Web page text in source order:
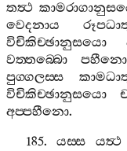
තත්‍ථ
වෙදනාය
විචිකිච‍්ඡානුසයො
වත‍්තබ‍්බො
පුග‍්ගලස‍්ස
විචිකිච‍්ඡානුසයො
අප‍්පහීනො.
185.යස‍්ස යත්‍ථ